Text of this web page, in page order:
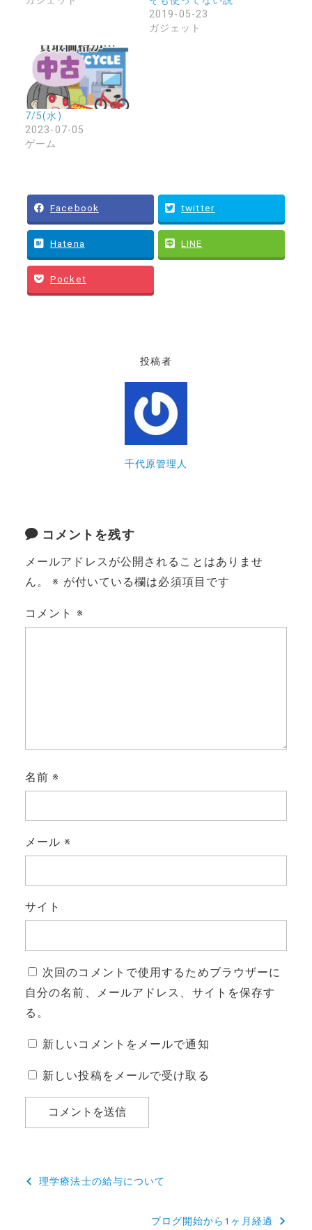
2019-05-23
ガジェット
7/5(水)
2023-07-05
ゲーム
Facebook twitter
Hatena LINE
Pocket
投稿者
千代原管理人
コメントを残す
メールアドレスが公開されることはありませ
ん。
※ が付いている欄は必須項目です
コメント ※
名前※
メール※
サイト
次回のコメントで使用するためブラウザーに
自分の名前、メールアドレス、サイトを保存す
る。
新しいコメントをメールで通知
新しい投稿をメールで受け取る
投理学療法士の給与について
ブログ開始から1ヶ月経過